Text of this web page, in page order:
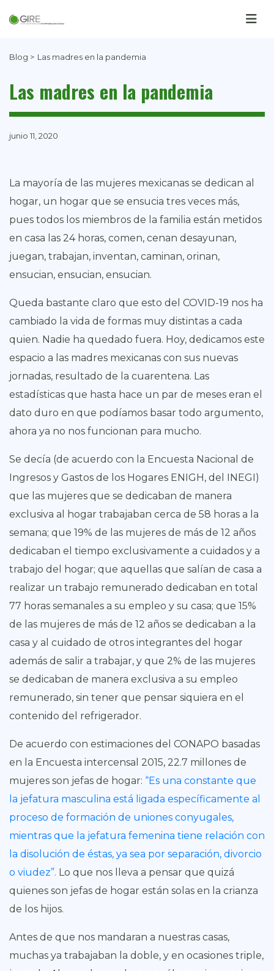
Blog > Las madres en la pandemia
Las madres en la pandemia
junio 11, 2020
La mayoría de las mujeres mexicanas se dedican al
hogar, un hogar que se ensucia tres veces más,
pues todos los miembros de la familia están metidos
en casa las 24 horas, comen, cenan desayunan,
juegan, trabajan, inventan, caminan, orinan,
ensucian, ensucian, ensucian.
Queda bastante claro que esto del COVID-19 nos ha
cambiado la vida de formas muy distintas a cada
quien. Nadie ha quedado fuera. Hoy, dedicamos este
espacio a las madres mexicanas con sus nuevas
jornadas, resultado de la cuarentena. Las
estadísticas que hasta hace un par de meses eran el
dato duro en que podíamos basar todo argumento,
ahora ya no nos funcionan para mucho.
Se decía (de acuerdo con la Encuesta Nacional de
Ingresos y Gastos de los Hogares ENIGH, del INEGI)
que las mujeres que se dedicaban de manera
exclusiva al hogar trabajaban cerca de 58 horas a la
semana; que 19% de las mujeres de más de 12 años
dedicaban el tiempo exclusivamente a cuidados y a
trabajo del hogar; que aquellas que salían de casa a
realizar un trabajo remunerado dedicaban en total
77 horas semanales a su empleo y su casa; que 15%
de las mujeres de más de 12 años se dedicaban a la
casa y al cuidado de otros integrantes del hogar
además de salir a trabajar, y que 2% de las mujeres
se dedicaban de manera exclusiva a su empleo
remunerado, sin tener que pensar siquiera en el
contenido del refrigerador.
De acuerdo con estimaciones del CONAPO basadas
en la Encuesta intercensal 2015, 22.7 millones de
mujeres son jefas de hogar: “Es una constante que
la jefatura masculina está ligada específicamente al
proceso de formación de uniones conyugales,
mientras que la jefatura femenina tiene relación con
la disolución de éstas, ya sea por separación, divorcio
o viudez”. Lo que nos lleva a pensar que quizá
quienes son jefas de hogar están solas en la crianza
de los hijos.
Antes de que nos mandaran a nuestras casas,
muchas ya trabajaban la doble, y en ocasiones triple,